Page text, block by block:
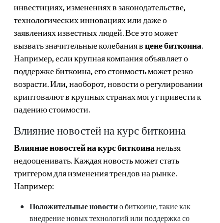
инвестициях, изменениях в законодательстве,
технологических инновациях или даже о
заявлениях известных людей. Все это может
вызвать значительные колебания вцене биткоина
Например, если крупная компания объявляет о
поддержке биткоина, его стоимость может резко
возрасти. Или, наоборот, новости о регулировании
криптовалют в крупных странах могут привести к
падению стоимости.
Влияние новостей на курс биткоина
Влияние новостей на курс биткоинанельзя
недооценивать. Каждая новость может стать
триггером для изменения трендов на рынке.
Например:
Положительные новостио биткоине, такие как
внедрение новых технологий или поддержка со